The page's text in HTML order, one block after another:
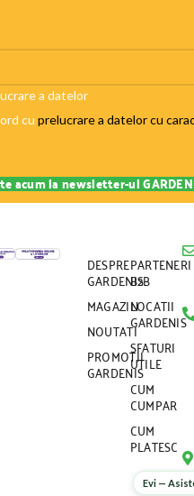
a datelor
cu prelucrare a datelor cu
DESPRE
GARDENIS
MAGAZIN
NOUTATI
PROMOTII
GARDENIS
PARTENERI
B2B
LOCATII
GARDENIS
SFATURI
UTILE
CUM
CUMPAR
CUM
PLATESC
Evi —